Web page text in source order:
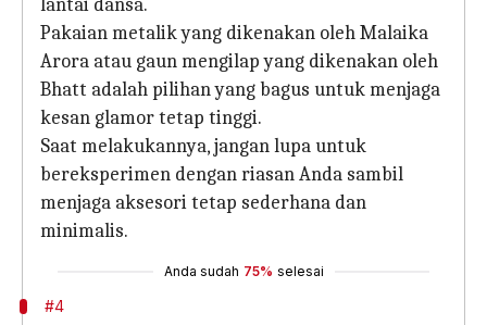
lantai dansa.
Pakaian metalik yang dikenakan oleh Malaika
Arora atau gaun mengilap yang dikenakan oleh
Bhatt adalah pilihan yang bagus untuk menjaga
kesan glamor tetap tinggi.
Saat melakukannya, jangan lupa untuk
bereksperimen dengan riasan Anda sambil
menjaga aksesori tetap sederhana dan
minimalis.
Anda sudah 75% selesai
#4